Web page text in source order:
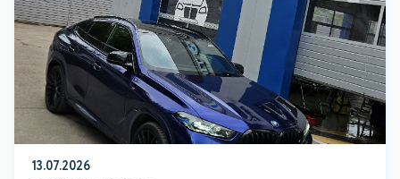
13.07.2026